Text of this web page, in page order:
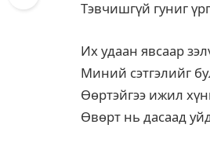
Тэвчишгүй гуниг
Их удаан явсаар
Миний сэтгэлийг
Өөртэйгээ ижил
Өвөрт нь дасаад